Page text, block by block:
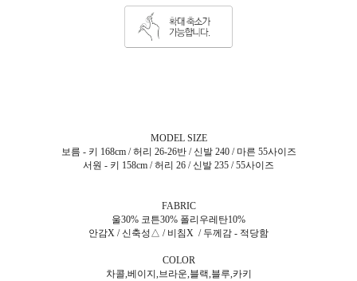
MODEL SIZE
보름 - 키 168cm / 허리 26-26반 / 신발 240 / 마른 55사이즈
서원 - 키 158cm / 허리 26 / 신발 235 / 55사이즈
FABRIC
울30% 코튼30% 폴리우레탄10%
안감X / 신축성△ / 비침X / 두께감 - 적당함
COLOR
차콜,베이지,브라운,블랙,블루,카키